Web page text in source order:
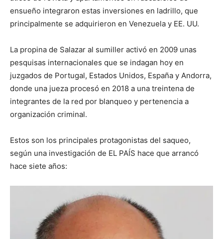
ensueño integraron estas inversiones en ladrillo, que
principalmente se adquirieron en Venezuela y EE. UU.
La propina de Salazar al sumiller activó en 2009 unas
pesquisas internacionales que se indagan hoy en
juzgados de Portugal, Estados Unidos, España y Andorra,
donde una jueza procesó en 2018 a una treintena de
integrantes de la red por blanqueo y pertenencia a
organización criminal.
Estos son los principales protagonistas del saqueo,
según una investigación de EL PAÍS hace que arrancó
hace siete años: